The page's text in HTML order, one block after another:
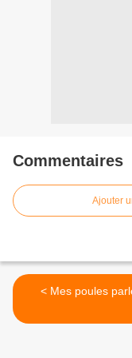
Commentaires
Ajouter
< Mes poules